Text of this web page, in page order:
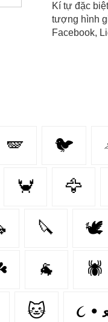
Kí tự đặc
tượng hình
Facebook,
🪽 🐦
🦀 🦅
🔪 🕊️
🐐 🕷
🐱